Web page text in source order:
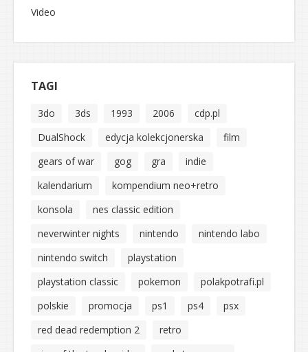
Video
TAGI
3do 3ds 1993 2006
cdp.pl
DualShock
edycja kolekcjonerska
film
gears of war
gog gra
indie
kalendarium
kompendium neo+retro
konsola
nes classic edition
neverwinter nights
nintendo
nintendo labo
nintendo switch
playstation
playstation classic
pokemon
polakpotrafi.pl
polskie
promocja ps1 ps4
psx
red dead redemption 2
retro